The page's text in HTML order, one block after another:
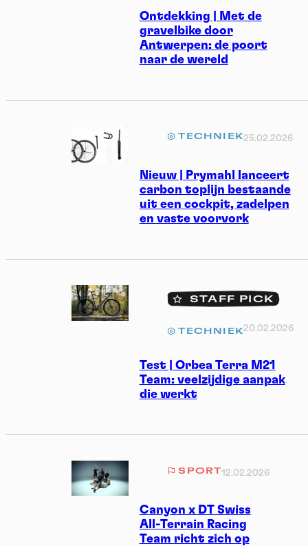
Ontdekking | Met de
gravelbike door
Antwerpen: de poort
naar de wereld
Nieuw | Prymahl lanceert
carbon toplijn bestaande
uit een cockpit, zadelpen
en vaste voorvork
TECHNIEK25.02.2026
Test | Orbea Terra M21
Team: veelzijdige aanpak
die werkt
STAFF PICK
TECHNIEK20.02.2026
Canyon x DT Swiss
All-Terrain Racing
Team richt zich op
SPORT12.02.2026